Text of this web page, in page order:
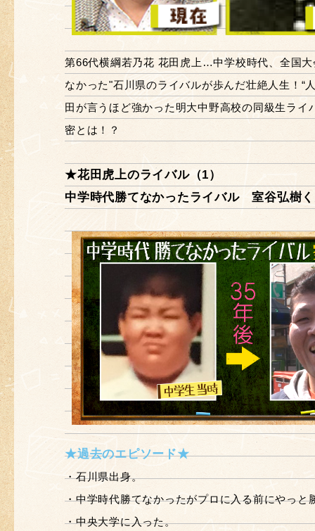
第66代横綱若乃花 花田虎上…中学校時代、全国大
なかった"石川県のライバルが歩んだ壮絶人生！“
田が言うほど強かった明大中野高校の同級生ライ
密とは！？
★花田虎上のライバル（1）
中学時代勝てなかったライバル 室谷弘樹
★過去のエピソード★
・石川県出身。
・中学時代勝てなかったがプロに入る前にやっと
・中央大学に入った。